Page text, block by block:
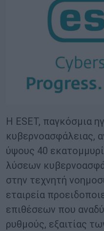
Η ESET, παγκόσμια
κυβερνοασφάλειας,
ύψους 40
λύσεων
στην τεχνητή
εταιρεία
επιθέσεων που
ρυθμούς, εξαιτίας